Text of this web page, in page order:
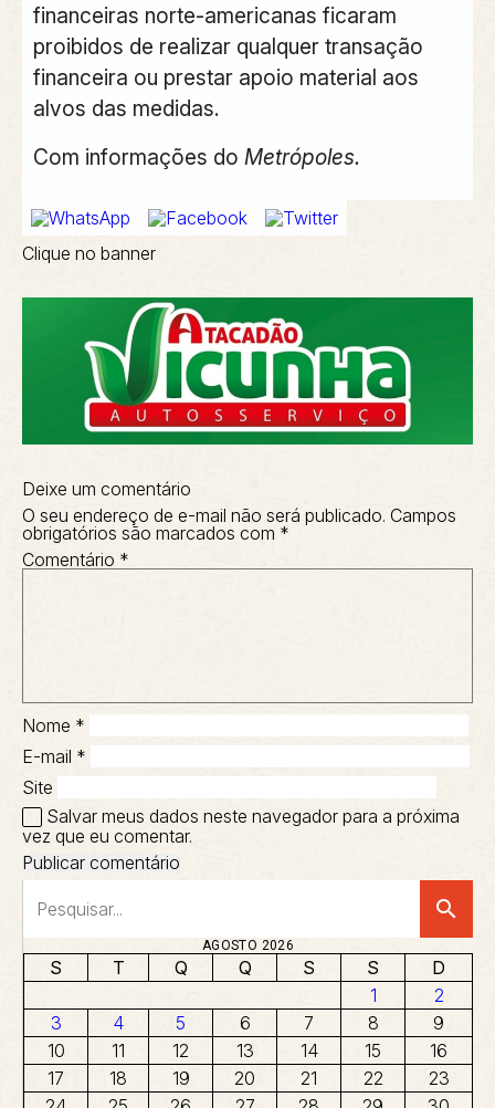
financeiras norte-americanas ficaram
proibidos de realizar qualquer transação
financeira ou prestar apoio material aos
alvos das medidas.
Com informações do Metrópoles.
Clique no banner
Deixe um comentário
O seu endereço de e-mail não será publicado. Campos
obrigatórios são marcados com *
Comentário *
Nome *
E-mail *
Site
Salvar meus dados neste navegador para a próxima
vez que eu comentar.
search
AGOSTO 2026
S T Q Q S S
D
1
2
3
4 5 6 7 8
9
10
11 12 13 14 15
16
17
18 19 20 21 22
23